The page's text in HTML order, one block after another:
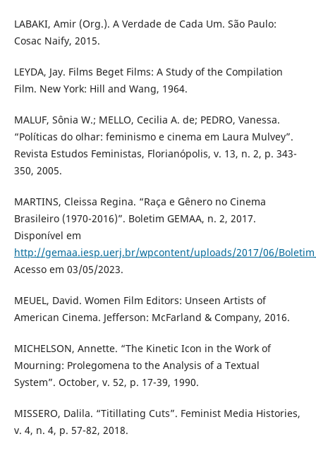
LABAKI, Amir (Org.). A Verdade de Cada Um. São Paulo:
Cosac Naify, 2015.
LEYDA, Jay. Films Beget Films: A Study of the Compilation
Film. New York: Hill and Wang, 1964.
MALUF, Sônia W.; MELLO, Cecilia A. de; PEDRO, Vanessa.
“Políticas do olhar: feminismo e cinema em Laura Mulvey”.
Revista Estudos Feministas, Florianópolis, v. 13, n. 2, p. 343-
350, 2005.
MARTINS, Cleissa Regina. “Raça e Gênero no Cinema
Brasileiro (1970-2016)”. Boletim GEMAA, n. 2, 2017.
Disponível em
http://gemaa.iesp.uerj.br/wpcontent/uploads/2017/06/
Acesso em 03/05/2023.
MEUEL, David. Women Film Editors: Unseen Artists of
American Cinema. Jefferson: McFarland & Company, 2016.
MICHELSON, Annette. “The Kinetic Icon in the Work of
Mourning: Prolegomena to the Analysis of a Textual
System”. October, v. 52, p. 17-39, 1990.
MISSERO, Dalila. “Titillating Cuts”. Feminist Media Histories,
v. 4, n. 4, p. 57-82, 2018.